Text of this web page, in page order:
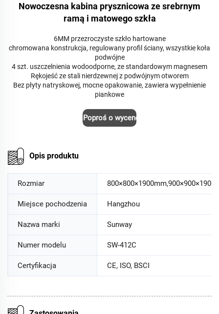
Nowoczesna kabina prysznicowa ze srebrnym
ramą i matowego szkła
6MM przezroczyste szkło hartowane
chromowana konstrukcja, regulowany profil ściany, wszystkie koła
podwójne
4 szt. uszczelnienia wodoodporne, ze standardowym magnesem
Rękojeść ze stali nierdzewnej z podwójnym otworem
Bez płyty natryskowej, mocne opakowanie, zawiera wypełnienie
piankowe
Poproś o wycenę
Opis produktu
Rozmiar
Miejsce pochodzenia Hangzhou
Nazwa marki Sunway
Numer modelu SW-412C
Certyfikacja CE, ISO, BSCI